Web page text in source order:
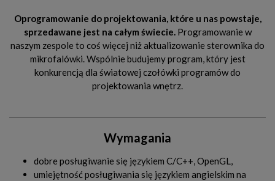
Oprogramowanie do projektowania, które u nas powstaje,
sprzedawane jest na całym świecie.Programowanie w
naszym zespole to coś więcej niż aktualizowanie sterownika do
mikrofalówki. Wspólnie budujemy program, który jest
konkurencją dla światowej czołówki programów do
projektowania wnętrz.
Wymagania
dobre posługiwanie się językiem C/C++, OpenGL,
umiejętność posługiwania się językiem angielskim na